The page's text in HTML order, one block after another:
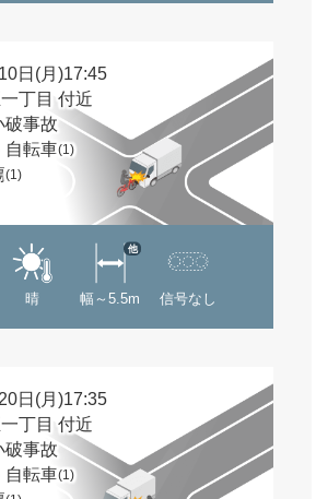
日(月)17:45
丁目 付近
破事故
自転車(1)
(1)
晴 幅～5.5m
他
信号なし
日(月)17:35
丁目 付近
破事故
自転車(1)